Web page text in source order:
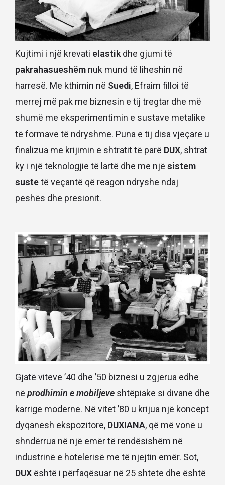
Kujtimi i një krevati elastikdhe gjumi të
pakrahasueshëm nuk mund të liheshin në
harresë. Me kthimin në Suedi, Efraim filloi të
merrej më pak me biznesin e tij tregtar dhe më
shumë me eksperimentimin e sustave metalike
të formave të ndryshme. Puna e tij disa vjeçare u
finalizua me krijimin e shtratit të parë DUX, shtrat
ky i një teknologjie të lartë dhe me një sistem
sustetë veçantë që reagon ndryshe ndaj
peshës dhe presionit.
Gjatë viteve ’40 dhe ’50 biznesi u zgjerua edhe
në prodhimin e mobiljeve shtëpiake si divane dhe
karrige moderne. Në vitet ’80 u krijua një koncept
dyqanesh ekspozitore, DUXIANA, që më vonë u
shndërrua në një emër të rendësishëm në
industrinë e hotelerisë me të njejtin emër. Sot,
DUX është i përfaqësuar në 25 shtete dhe është